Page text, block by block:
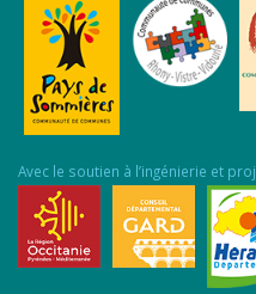
Avec le soutien à l’ingénierie et